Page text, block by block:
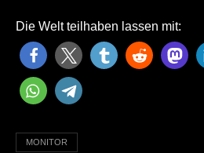
Die Welt teilhaben lassen mit:
MONITOR